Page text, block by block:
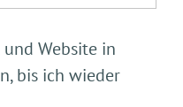
Website in
bis ich wieder